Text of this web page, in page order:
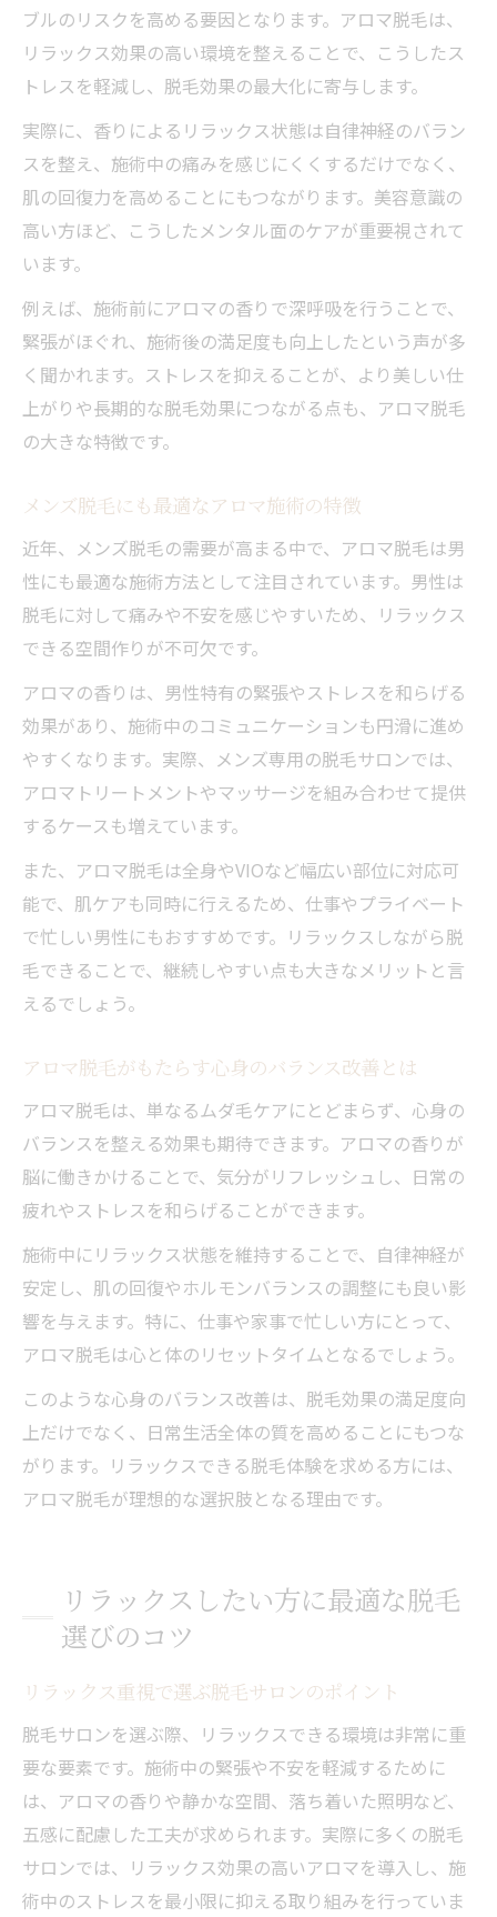
ブルのリスクを高める要因となります。アロマ脱毛は、
リラックス効果の高い環境を整えることで、こうしたス
トレスを軽減し、脱毛効果の最大化に寄与します。
実際に、香りによるリラックス状態は自律神経のバラン
スを整え、施術中の痛みを感じにくくするだけでなく、
肌の回復力を高めることにもつながります。美容意識の
高い方ほど、こうしたメンタル面のケアが重要視されて
います。
例えば、施術前にアロマの香りで深呼吸を行うことで、
緊張がほぐれ、施術後の満足度も向上したという声が多
く聞かれます。ストレスを抑えることが、より美しい仕
上がりや長期的な脱毛効果につながる点も、アロマ脱毛
の大きな特徴です。
メンズ脱毛にも最適なアロマ施術の特徴
近年、メンズ脱毛の需要が高まる中で、アロマ脱毛は男
性にも最適な施術方法として注目されています。男性は
脱毛に対して痛みや不安を感じやすいため、リラックス
できる空間作りが不可欠です。
アロマの香りは、男性特有の緊張やストレスを和らげる
効果があり、施術中のコミュニケーションも円滑に進め
やすくなります。実際、メンズ専用の脱毛サロンでは、
アロマトリートメントやマッサージを組み合わせて提供
するケースも増えています。
また、アロマ脱毛は全身やVIOなど幅広い部位に対応可
能で、肌ケアも同時に行えるため、仕事やプライベート
で忙しい男性にもおすすめです。リラックスしながら脱
毛できることで、継続しやすい点も大きなメリットと言
えるでしょう。
アロマ脱毛がもたらす心身のバランス改善とは
アロマ脱毛は、単なるムダ毛ケアにとどまらず、心身の
バランスを整える効果も期待できます。アロマの香りが
脳に働きかけることで、気分がリフレッシュし、日常の
疲れやストレスを和らげることができます。
施術中にリラックス状態を維持することで、自律神経が
安定し、肌の回復やホルモンバランスの調整にも良い影
響を与えます。特に、仕事や家事で忙しい方にとって、
アロマ脱毛は心と体のリセットタイムとなるでしょう。
このような心身のバランス改善は、脱毛効果の満足度向
上だけでなく、日常生活全体の質を高めることにもつな
がります。リラックスできる脱毛体験を求める方には、
アロマ脱毛が理想的な選択肢となる理由です。
リラックスしたい方に最適な脱毛
選びのコツ
リラックス重視で選ぶ脱毛サロンのポイント
脱毛サロンを選ぶ際、リラックスできる環境は非常に重
要な要素です。施術中の緊張や不安を軽減するために
は、アロマの香りや静かな空間、落ち着いた照明など、
五感に配慮した工夫が求められます。実際に多くの脱毛
サロンでは、リラックス効果の高いアロマを導入し、施
術中のストレスを最小限に抑える取り組みを行っていま